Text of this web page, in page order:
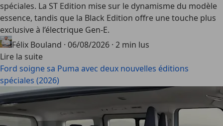
spéciales. La ST Edition mise sur le dynamisme du modèle
essence, tandis que la Black Edition offre une touche plus
exclusive à l’électrique Gen-E.
Félix Bouland · 06/08/2026 · 2 min lus
Lire la suite
Ford soigne sa Puma avec deux nouvelles éditions
spéciales (2026)